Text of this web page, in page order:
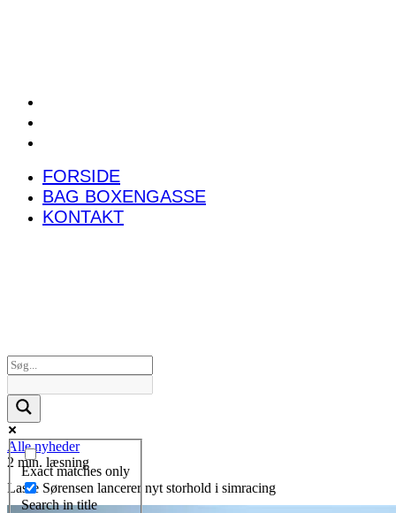
FORSIDE
BAG BOXENGASSE
KONTAKT
Exact matches only
Search in title
Alle nyheder
2 min. læsning
Lasse Sørensen lancerer nyt storhold i simracing